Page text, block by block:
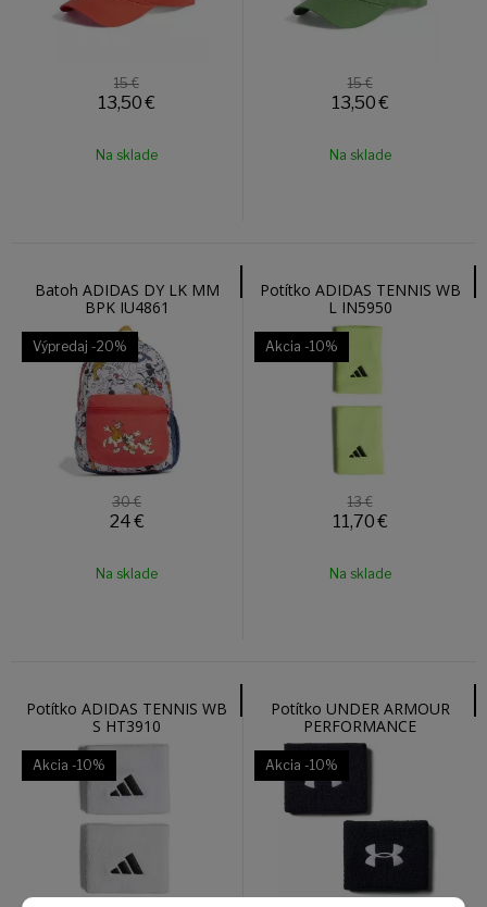
15 €
13,50 €
Na sklade
15 €
13,50€
Na sklade
Batoh ADIDAS DY LK MM
BPK IU4861
Výpredaj -20%
30 €
24€
Na sklade
Potítko ADIDAS TENNIS WB
L IN5950
Akcia -10%
13 €
11,70€
Na sklade
Potítko ADIDAS TENNIS WB
S HT3910
Akcia -10%
Potítko UNDER ARMOUR
PERFORMANCE
WRISTBANDS 1276991-001
Akcia -10%